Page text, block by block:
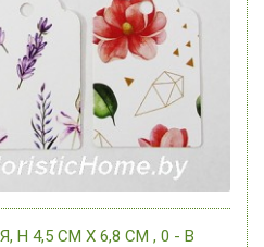
H 4,5 СМ Х 6,8 СМ , 0 - В